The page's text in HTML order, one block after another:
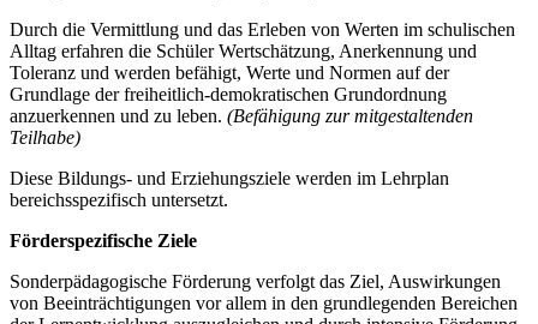
Durch die Vermittlung und das Erleben von Werten im schulischen
Alltag erfahren die Schüler Wertschätzung, Anerkennung und
Toleranz und werden befähigt, Werte und Normen auf der
Grundlage der freiheitlich-demokratischen Grundordnung
anzuerkennen und zu leben. (Befähigung zur mitgestaltenden
Teilhabe)
Diese Bildungs- und Erziehungsziele werden im Lehrplan
bereichsspezifisch untersetzt.
Förderspezifische Ziele
Sonderpädagogische Förderung verfolgt das Ziel, Auswirkungen
von Beeinträchtigungen vor allem in den grundlegenden Bereichen